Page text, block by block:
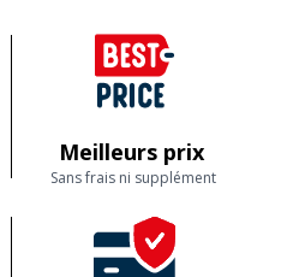
Meilleurs prix
Sans frais ni supplément